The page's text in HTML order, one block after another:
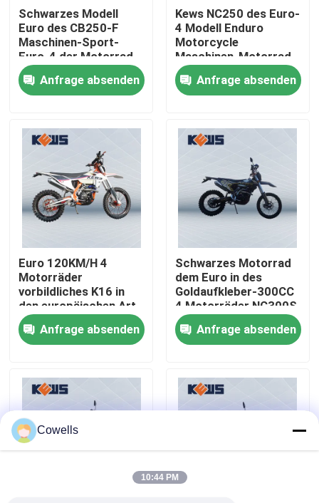
Haus
Produkte
Über uns
Fabrik-Ausflug
Qualitätskontrolle
Treten Sie mit uns in Verbindung
4 Anschlag Enduro-Motorräder
Zwei Anschlag Enduro-Motorräder
Schwarzes Modell
Euro des CB250-F
Maschinen-Sport-
Euro-4 der Motorrad-
K18 4 Fahrräder
Anfrage absenden
Kews NC250 des Euro-
4 Modell Enduro
Motorcycle
Maschinen-Motorrad-
K16
Anfrage absenden
Euro 120KM/H 4
Motorräder
vorbildliches K16 in
den europäischen Art-
Motorrädern der
Maschinen-NC250
Anfrage absenden
Schwarzes Motorrad
dem Euro in des
Goldaufkleber-300CC
4 Motorräder NC300S
auf Straßen-Schmutz-
Fahrrädern
Anfrage absenden
Cowells
10:44 PM